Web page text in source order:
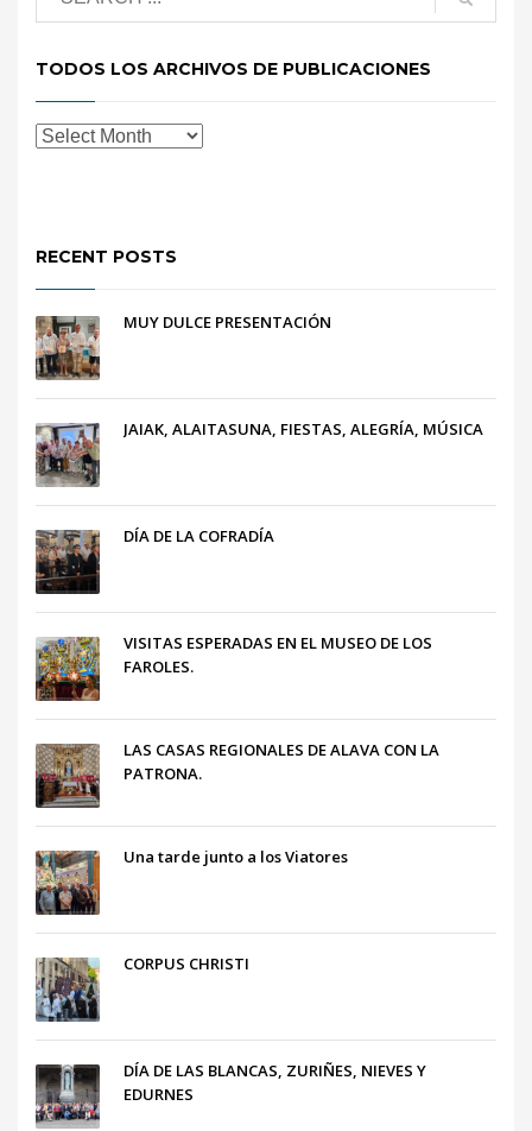
TODOS LOS ARCHIVOS DE PUBLICACIONES
RECENT POSTS
MUY DULCE PRESENTACIÓN
JAIAK, ALAITASUNA, FIESTAS, ALEGRÍA, MÚSICA
DÍA DE LA COFRADÍA
VISITAS ESPERADAS EN EL MUSEO DE LOS
FAROLES.
LAS CASAS REGIONALES DE ALAVA CON LA
PATRONA.
Una tarde junto a los Viatores
CORPUS CHRISTI
DÍA DE LAS BLANCAS, ZURIÑES, NIEVES Y
EDURNES